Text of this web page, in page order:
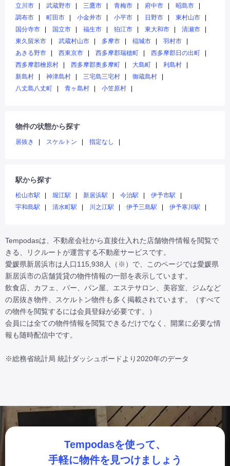
立川市
武蔵野市 三鷹市 青梅市 府中市
昭島市
調布市
町田市 小金井市 小平市 日野市
東村山市
国分寺市
国立市 福生市 狛江市 東大和市
清瀬市
東久留米市
武蔵村山市 多摩市 稲城市
羽村市
あきる野市
西東京市 西多摩郡瑞穂町
西多摩郡日の出町
西多摩郡檜原村
西多摩郡奥多摩町 大島町
利島村
新島村
神津島村 三宅島三宅村
御蔵島村
八丈島八丈町
青ヶ島村 小笠原村
物件の状態から探す
居抜き スケルトン 指定なし
駅から探す
松山市駅 堀江駅 新居浜駅 今治駅
伊予市駅
宇和島駅
清水町駅 川之江駅 伊予三島駅 伊予寒川駅
Tempodasは、不動産会社から直接仕入れた店舗物件情報を閲覧で
きる、リクルートが運営する不動産サービスです。
愛媛県新居浜市は人口115,938人（※）で、このページでは愛媛県
新居浜市の店舗賃貸の物件情報の一部を表示しています。
飲食店、カフェ、バー、パン屋、エステサロン、美容室、ジムなど
の居抜き物件、スケルトン物件も多く掲載されています。（すべて
の物件を閲覧するには会員登録が必要です。）
会員には全ての物件情報を閲覧できるだけでなく、開業に必要な情
報も随時配信中です。
※総務省統計局 統計ダッシュボードより2020年のデータ
Tempodasを使って、
手軽に物件を見つけましょう